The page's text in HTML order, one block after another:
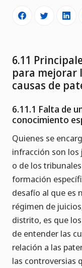
6.11
para mejorar
causas de
6.11.1 Falta de
conocimiento
Quienes se
infracción son
o de los
formación
desafío al que es
régimen de
distrito, es que
de entender las
relación a las
las controversias